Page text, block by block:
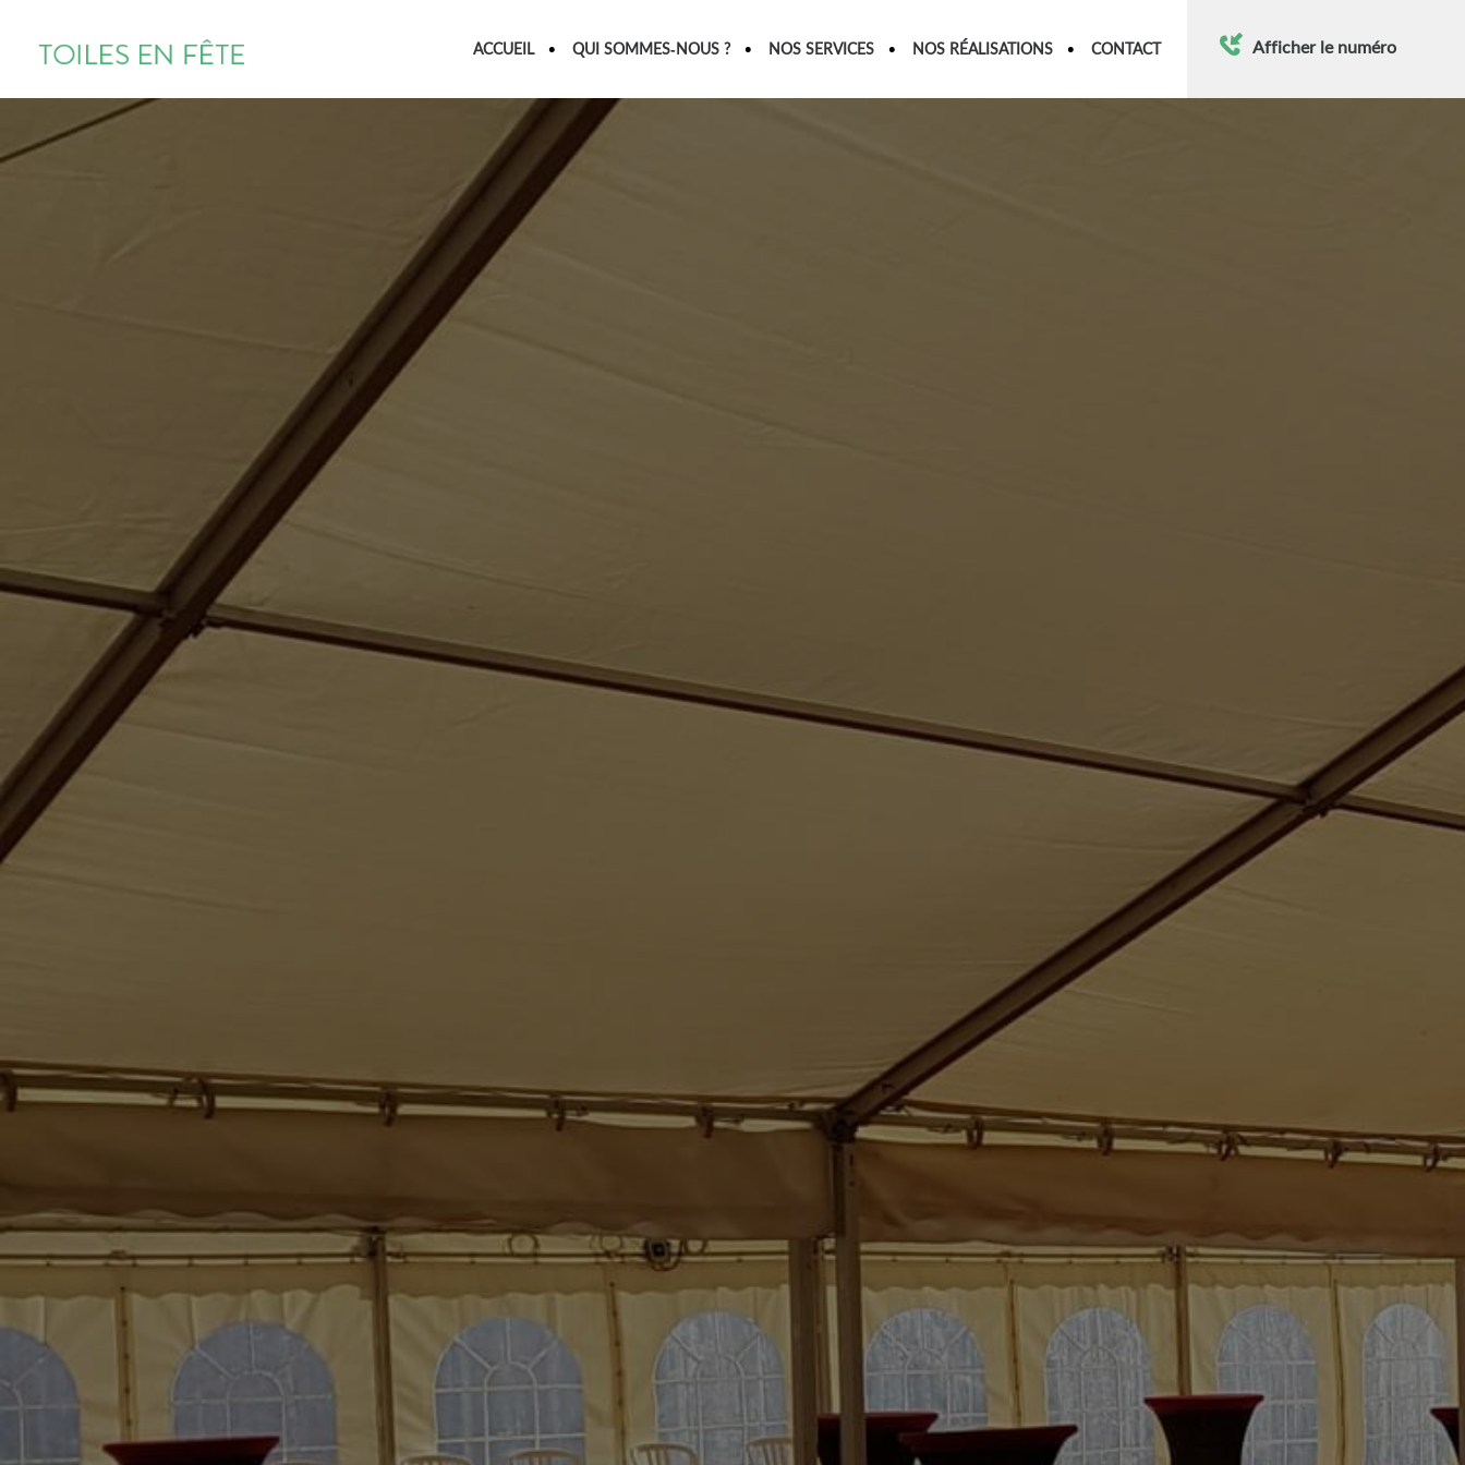
TOILES
EN
ACCUEIL QUI SOMMES-NOUS ? NOS SERVICES NOS RÉALISATIONS CONTACT Afficher le numéro